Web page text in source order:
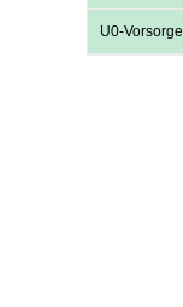
U0-Vorsorge